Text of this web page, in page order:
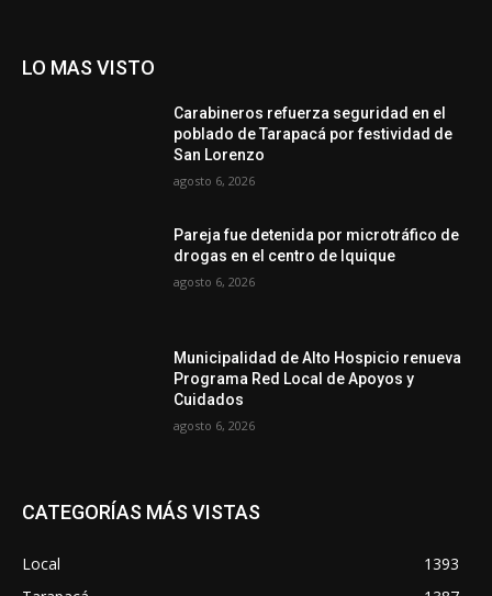
LO MAS VISTO
Carabineros refuerza seguridad en el
poblado de Tarapacá por festividad de
San Lorenzo
agosto 6, 2026
Pareja fue detenida por microtráfico de
drogas en el centro de Iquique
agosto 6, 2026
Municipalidad de Alto Hospicio renueva
Programa Red Local de Apoyos y
Cuidados
agosto 6, 2026
CATEGORÍAS MÁS VISTAS
Local
1393